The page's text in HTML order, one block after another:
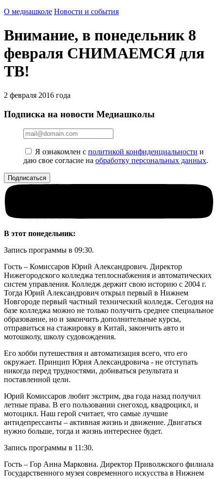
О медиашколе Новости и события
Внимание, в понедельник 8
февраля СНИМАЕМСЯ для
ТВ!
2 февраля 2016 года
Подписка на новости Медиашколы
Я ознакомлен с политикой конфиденциальности и
даю свое согласие на обработку персональных данных.
В этот понедельник:
Запись программы в 09:30.
Гость – Комиссаров Юрий Александрович. Директор
Нижегородского колледжа теплоснабжения и автоматических
систем управления. Колледж держит свою историю с 2004 г.
Тогда Юрий Александрович открыл первый в Нижнем
Новгороде первый частный технический колледж. Сегодня на
базе колледжа можно не только получить среднее специальное
образование, но и закончить дополнительные курсы,
отправиться на стажировку в Китай, закончить авто и
мотошколу, школу судовождения.
Его хобби путешествия и автоматизация всего, что его
окружает. Принцип Юрия Александровича - не отступать
никогда перед трудностями, добиваться результата и
поставленной цели.
Юрий Комиссаров любит экстрим, два года назад получил
летные права. В его пользовании снегоход, квадроцикл, и
мотоцикл. Наш герой считает, что самые лучшие
антидепрессанты – активная жизнь и движение. Двигаться
нужно больше, тогда и жизнь интереснее будет.
Запись программы в 11:30.
Гость – Гор Анна Марковна. Директор Приволжского филиала
Государственного музея современного искусства в Нижнем